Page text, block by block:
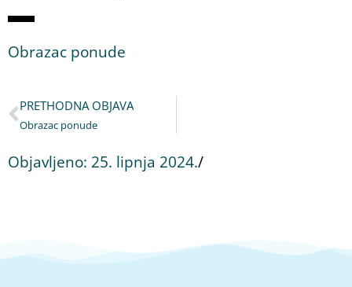
Obrazac ponude
PRETHODNA OBJAVA
Obrazac ponude
Objavljeno: 25. lipnja 2024./